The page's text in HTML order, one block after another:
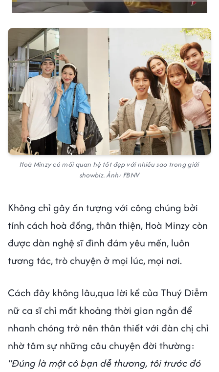
Hoà Minzy có mối quan hệ tốt đẹp với nhiều sao trong giới
showbiz. Ảnh: FBNV
Không chỉ gây ấn tượng với công chúng bởi
tính cách hoà đồng, thân thiện, Hoà Minzy còn
được dàn nghệ sĩ đình đám yêu mến, luôn
tương tác, trò chuyện ở mọi lúc, mọi nơi.
Cách đây không lâu,qua lời kể của Thuý Diễm
nữ ca sĩ chỉ mất khoảng thời gian ngắn để
nhanh chóng trở nên thân thiết với đàn chị chỉ
nhờ tâm sự những câu chuyện đời thường:
"Đúng là một cô bạn dễ thương, tôi trước đó